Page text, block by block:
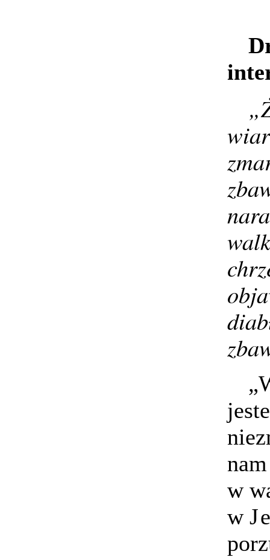
w
w